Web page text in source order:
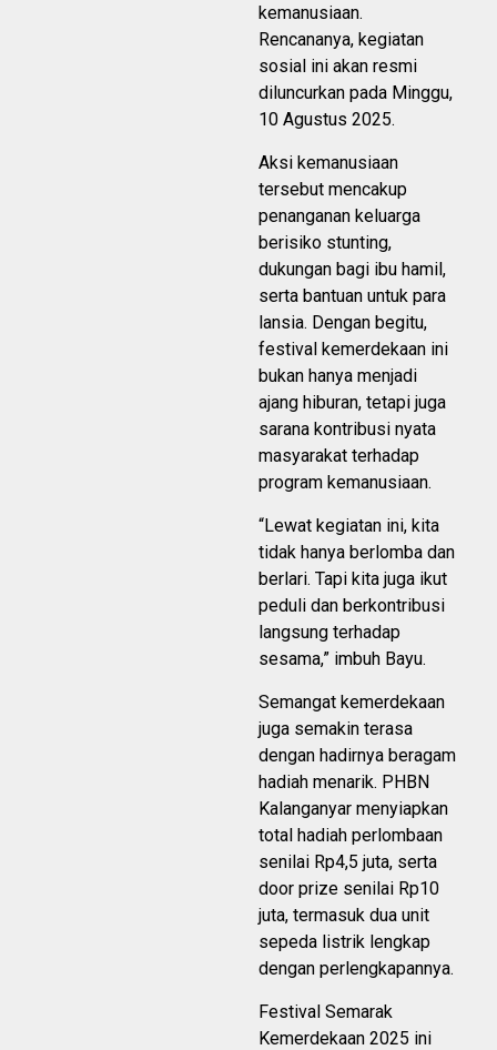
kemanusiaan.
Rencananya, kegiatan
sosial ini akan resmi
diluncurkan pada Minggu,
10 Agustus 2025.
Aksi kemanusiaan
tersebut mencakup
penanganan keluarga
berisiko stunting,
dukungan bagi ibu hamil,
serta bantuan untuk para
lansia. Dengan begitu,
festival kemerdekaan ini
bukan hanya menjadi
ajang hiburan, tetapi juga
sarana kontribusi nyata
masyarakat terhadap
program kemanusiaan.
“Lewat kegiatan ini, kita
tidak hanya berlomba dan
berlari. Tapi kita juga ikut
peduli dan berkontribusi
langsung terhadap
sesama,” imbuh Bayu.
Semangat kemerdekaan
juga semakin terasa
dengan hadirnya beragam
hadiah menarik. PHBN
Kalanganyar menyiapkan
total hadiah perlombaan
senilai Rp4,5 juta, serta
door prize senilai Rp10
juta, termasuk dua unit
sepeda listrik lengkap
dengan perlengkapannya.
Festival Semarak
Kemerdekaan 2025 ini